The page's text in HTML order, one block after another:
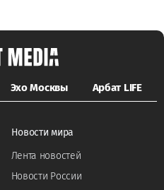
Эхо Москвы Арбат LIFE
Новости мира
Лента новостей
Новости России